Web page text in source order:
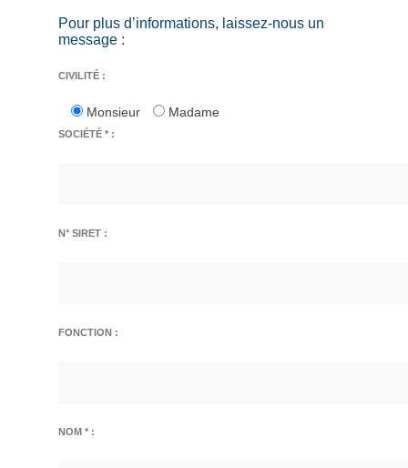
Pour plus d’informations, laissez-nous un
message :
CIVILITÉ :
Monsieur Madame
SOCIÉTÉ * :
N° SIRET :
FONCTION :
NOM * :